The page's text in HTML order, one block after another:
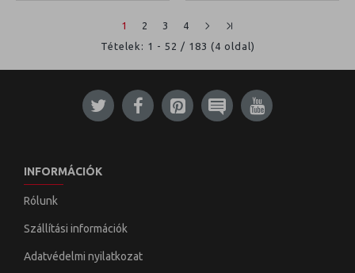
1 2 3
4
Tételek: 1 - 52 / 183 (4 oldal)
INFORMÁCIÓK
Rólunk
Szállítási információk
Adatvédelmi nyilatkozat